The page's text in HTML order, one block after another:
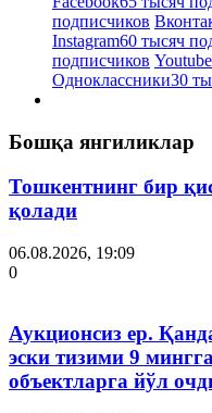
подписчиков
Instagram60 тысяч
подписчиков Youtube
Одноклассники30
Бошқа янгиликлар
Тошкентнинг бир
қолади
06.08.2026, 19:09
0
Аукционсиз ер.
эски тизими 9
объектларга йўл